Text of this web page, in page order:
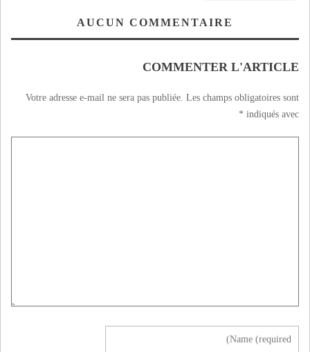
الوطني للفنAUCUN COMMENTAIRE
COMMENTER L'ARTICLE
Votre adresse e-mail ne sera pas publiée. Les champs obligatoires sont
indiqués avec
*